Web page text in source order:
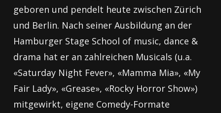
geboren und pendelt heute zwischen Zürich
und Berlin. Nach seiner Ausbildung an der
Hamburger Stage School of music, dance &
drama hat er an zahlreichen Musicals (u.a.
«Saturday Night Fever», «Mamma Mia», «My
Fair Lady», «Grease», «Rocky Horror Show»)
mitgewirkt, eigene Comedy-Formate